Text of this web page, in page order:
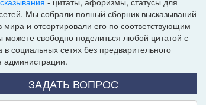
Мы собрали полный сборник высказываний
мира и отсортировали его по соответствующим
можете свободно поделиться любой цитатой с
в социальных сетях без предварительного
администрации.
ЗАДАТЬ ВОПРОС